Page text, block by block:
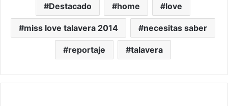
Destacado home love
miss love talavera 2014 necesitas saber
reportaje talavera